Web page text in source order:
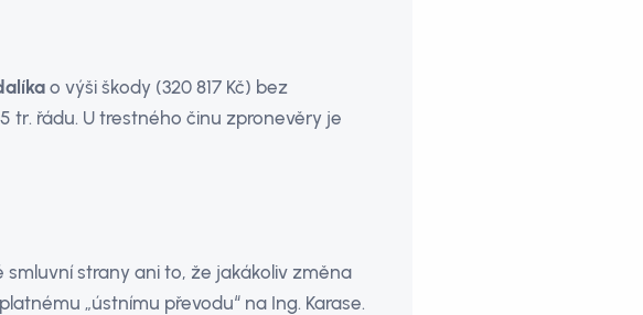
o výši škody (320 817 Kč) bez
tr. řádu. U trestného činu zpronevěry je
smluvní strany ani to, že jakákoliv změna
„ústnímu převodu“ na Ing. Karase.